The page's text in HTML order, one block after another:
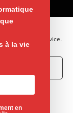
et notre service.
à la vie
en